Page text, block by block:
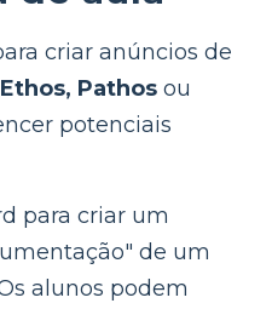
criar anúncios de
Ethos, Pathos ou
potenciais
para criar um
de um
alunos podem